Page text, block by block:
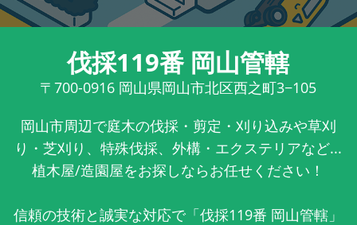
伐採119番 岡山管轄
〒700-0916 岡山県岡山市北区西之町3−105
岡山市周辺で庭木の伐採・剪定・刈り込みや草刈
り・芝刈り、特殊伐採、外構・エクステリアなど...
植木屋/造園屋をお探しならお任せください！
信頼の技術と誠実な対応で「伐採119番 岡山管轄」